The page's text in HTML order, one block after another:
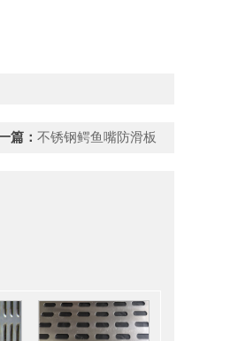
篇： 不锈钢鳄鱼嘴防滑板